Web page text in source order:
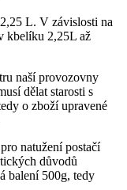
L. V závislosti na
kbelíku 2,25L až
naší provozovny
dělat starosti s
o zboží upravené
natužení postačí
důvodů
balení 500g, tedy